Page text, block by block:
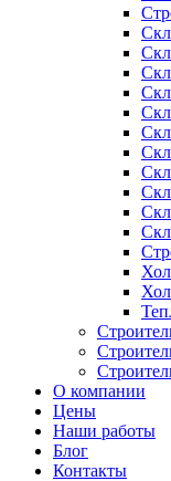
О компании
Цены
Наши работы
Блог
Контакты